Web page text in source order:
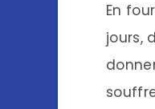
En
jours,